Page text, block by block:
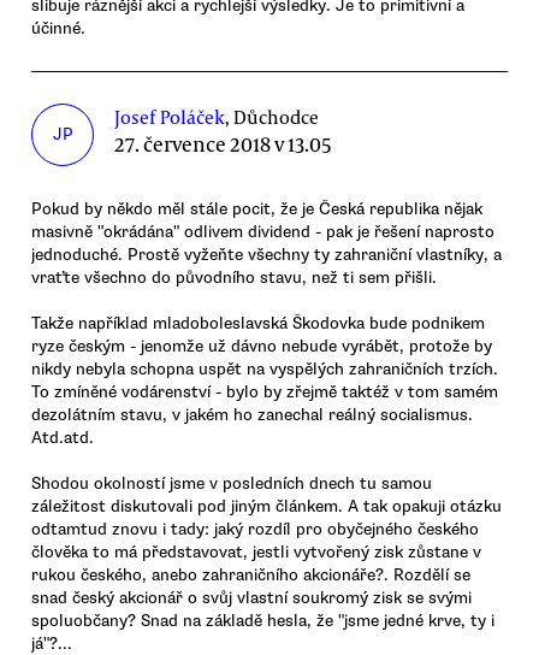
slibuje ráznější akci a rychlejší výsledky. Je to primitivní a
účinné.
JP
Josef Poláček, Důchodce
27. července 2018 v 13.05
Pokud by někdo měl stále pocit, že je Česká republika nějak
masivně "okrádána" odlivem dividend - pak je řešení naprosto
jednoduché. Prostě vyžeňte všechny ty zahraniční vlastníky, a
vraťte všechno do původního stavu, než ti sem přišli.
Takže například mladoboleslavská Škodovka bude podnikem
ryze českým - jenomže už dávno nebude vyrábět, protože by
nikdy nebyla schopna uspět na vyspělých zahraničních trzích.
To zmíněné vodárenství - bylo by zřejmě taktéž v tom samém
dezolátním stavu, v jakém ho zanechal reálný socialismus.
Atd.atd.
Shodou okolností jsme v posledních dnech tu samou
záležitost diskutovali pod jiným článkem. A tak opakuji otázku
odtamtud znovu i tady: jaký rozdíl pro obyčejného českého
člověka to má představovat, jestli vytvořený zisk zůstane v
rukou českého, anebo zahraničního akcionáře?. Rozdělí se
snad český akcionář o svůj vlastní soukromý zisk se svými
spoluobčany? Snad na základě hesla, že "jsme jedné krve, ty i
já"?...